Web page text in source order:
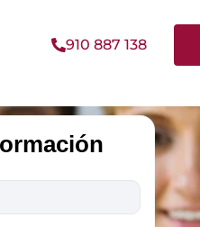
910 887 138